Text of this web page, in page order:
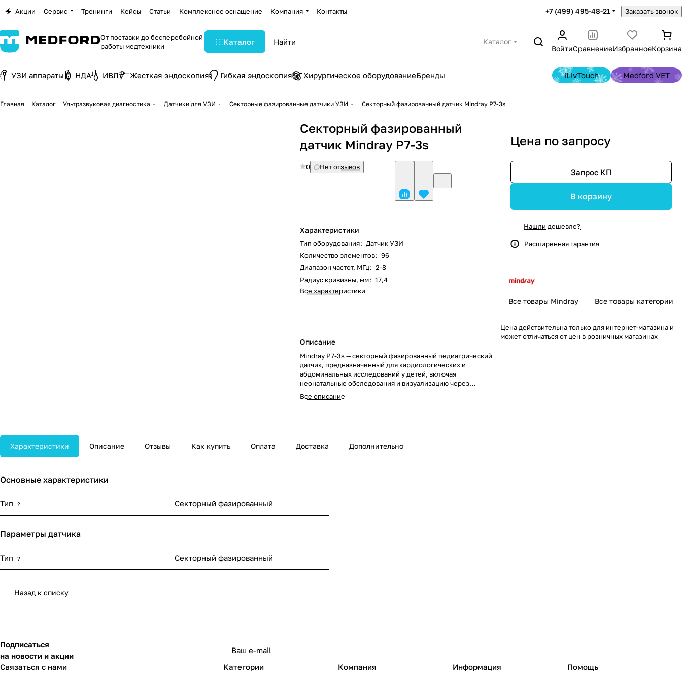
Акции Сервис Тренинги Кейсы Статьи Комплексное оснащение Компания Контакты +7 (499) 495-48-21 Заказать звонок
От поставки до бесперебойной
работы медтехники
Каталог
Каталог
ВойтиСравнениеИзбранноеКорзина
УЗИ аппараты НДА ИВЛ Жесткая эндоскопия Гибкая эндоскопия Хирургическое оборудованиеБренды iLivTouch Medford VET
Главная Каталог Ультразвуковая диагностика Датчики для УЗИ Секторные фазированные датчики УЗИ Секторный фазированный датчик Mindray P7-3s
Секторный фазированный
датчик Mindray P7-3s
0 Нет отзывов
Характеристики
Тип оборудования: Датчик УЗИ
Количество элементов: 96
Диапазон частот, МГц: 2-8
Радиус кривизны, мм: 17,4
Все характеристики
Описание
Mindray P7-3s — секторный фазированный педиатрический
датчик, предназначенный для кардиологических и
абдоминальных исследований у детей, включая
неонатальные обследования и визуализацию через
родничок.
Все описание
Цена по запросу
Запрос КП
В корзину
Нашли дешевле?
Расширенная гарантия
Все товары Mindray Все товары категории
Цена действительна только для интернет-магазина и
может отличаться от цен в розничных магазинах
Характеристики Описание Отзывы Как купить Оплата Доставка Дополнительно
Основные характеристики
Тип ? Секторный фазированный
Параметры датчика
Тип ? Секторный фазированный
Назад к списку
Подписаться
на новости и акции
Связаться с нами
Категории Компания Информация Помощь